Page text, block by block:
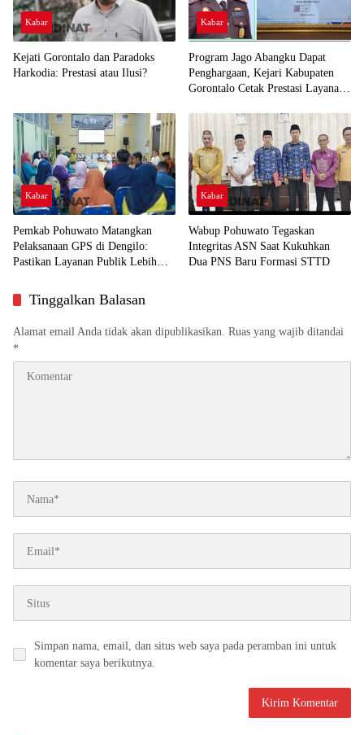
Kabar
Kejati Gorontalo dan Paradoks
Harkodia: Prestasi atau Ilusi?
Kabar
Program Jago Abangku Dapat
Penghargaan, Kejari Kabupaten
Gorontalo Cetak Prestasi Layanan
Kabar
Pemkab Pohuwato Matangkan
Pelaksanaan GPS di Dengilo:
Pastikan Layanan Publik Lebih
Kabar
Wabup Pohuwato Tegaskan
Integritas ASN Saat Kukuhkan
Dua PNS Baru Formasi STTD
Tinggalkan Balasan
Alamat email Anda tidak akan dipublikasikan. Ruas yang wajib ditandai
*
Simpan nama, email, dan situs web saya pada peramban ini untuk
komentar saya berikutnya.